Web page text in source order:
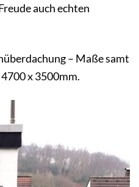
auch echten
– Maße samt
x 3500mm.